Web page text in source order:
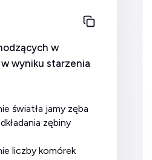
w
wyniku starzenia
zębiny